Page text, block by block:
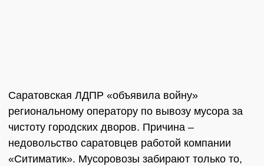
Саратовская ЛДПР «объявила войну»
региональному оператору по вывозу мусора за
чистоту городских дворов. Причина –
недовольство саратовцев работой компании
«Ситиматик». Мусоровозы забирают только то,